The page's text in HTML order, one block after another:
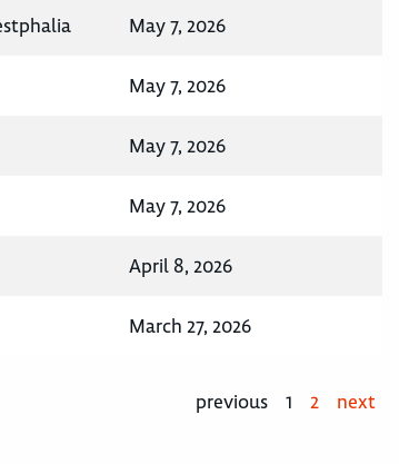
May 7, 2026
May 7, 2026
May 7, 2026
May 7, 2026
April 8, 2026
March 27, 2026
previous 1 2 next